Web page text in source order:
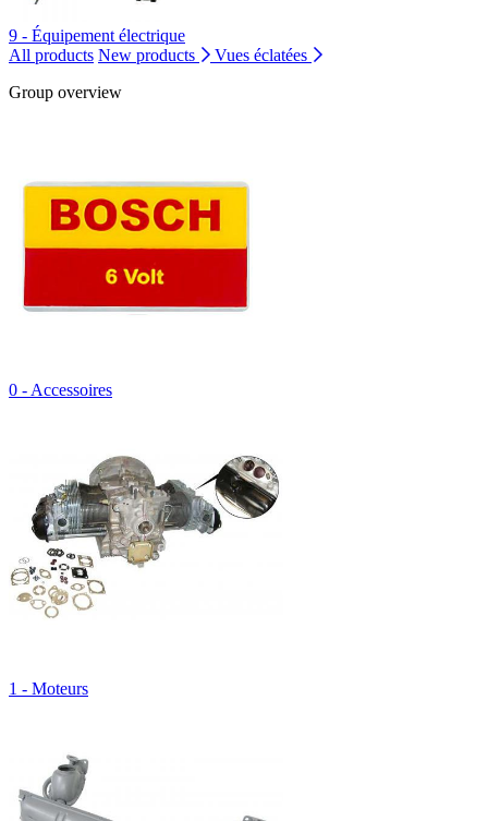
9 - Équipement électrique
All products New products
Vues éclatées
Group overview
0 - Accessoires
1 - Moteurs